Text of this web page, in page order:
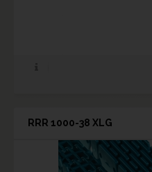
RRR 1000-38 XLG